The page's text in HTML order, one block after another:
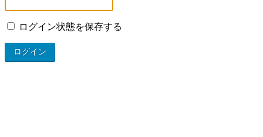
ログイン状態を保存する